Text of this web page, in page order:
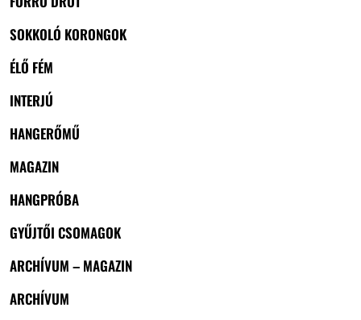
SOKKOLÓ KORONGOK
ÉLŐ FÉM
INTERJÚ
HANGERŐMŰ
MAGAZIN
HANGPRÓBA
GYŰJTŐI CSOMAGOK
ARCHÍVUM – MAGAZIN
ARCHÍVUM